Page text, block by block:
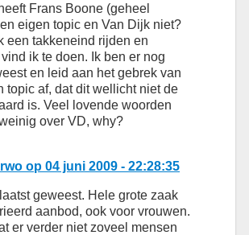
Frans Boone (geheel
eigen topic en Van Dijk niet?
een takkeneind rijden en
ik te doen. Ik ben er nog
en leid aan het gebrek van
topic af, dat dit wellicht niet de
is. Veel lovende woorden
over VD, why?
op 04 juni 2009 - 22:28:35
laatst geweest. Hele grote zaak
aanbod, ook voor vrouwen.
er verder niet zoveel mensen